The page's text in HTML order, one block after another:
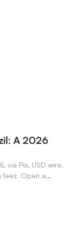
A 2026
via Pix, USD wire,
Open a